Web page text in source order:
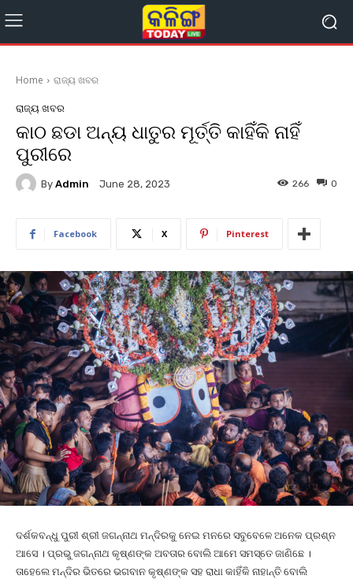
Home ରାଜ୍ୟ ଖବର
ରାଜ୍ୟ ଖବର
କାଠ ଛଡା ଅନ୍ୟ ଧାତୁର ମୂର୍ତ୍ତି କାହିଁକି ନାହିଁ
ପୁରୀରେ
By Admin June 28, 2023 0
266
Facebook X Pinterest
ଦର୍ଶକବନ୍ଧୁ ପୁରୀ ଶ୍ରୀ ଜଗନ୍ନାଥ ମନ୍ଦିରକୁ ନେଇ ମନରେ ସବୁବେଳେ ଅନେକ ପ୍ରଶ୍ନ
ଆସେ । ପ୍ରଭୁ ଜଗନ୍ନାଥ କୃଷ୍ଣଙ୍କ ଅବତାର ବୋଲି ଆମେ ସମସ୍ତେ ଜାଣିଛେ ।
ତାହେଲେ ମନ୍ଦିର ଭିତରେ ଭଗବାନ କୃଷ୍ଣଙ୍କ ସହ ରାଧା କାହିଁକି ନାହାନ୍ତି ବୋଲି